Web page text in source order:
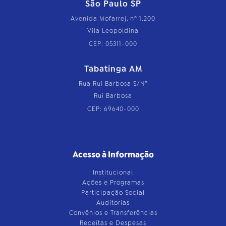
São Paulo SP
Avenida Mofarrej, nº 1.200
Vila Leopoldina
CEP: 05311-000
Tabatinga AM
Rua Rui Barbosa S/Nº
Rui Barbosa
CEP: 69640-000
Acesso à Informação
Institucional
Ações e Programas
Participação Social
Auditorias
Convênios e Transferências
Receitas e Despesas